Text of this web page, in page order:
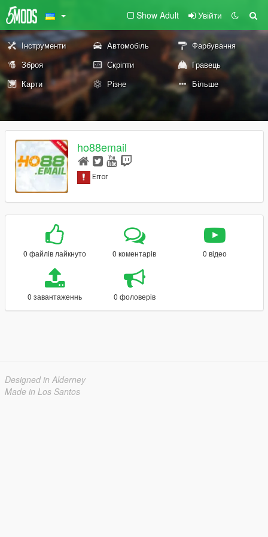
Show Adult Увійти
Інструменти Автомобіль
Фарбування
Зброя
Скріпти
Гравець
Карти
Різне Більше
ho88email
0 файлів лайкнуто 0 коментарів 0 відео
0 завантаженнь 0 фоловерів
Designed in Alderney
Made in Los Santos